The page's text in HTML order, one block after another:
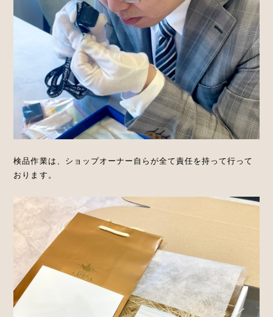
検品作業は、ショップオーナー自らが全て責任を持って行って
おります。